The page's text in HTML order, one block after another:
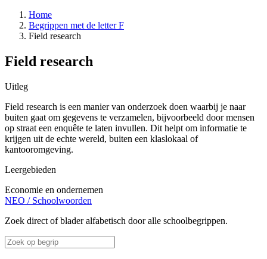
Home
Begrippen met de letter F
Field research
Field research
Uitleg
Field research is een manier van onderzoek doen waarbij je naar
buiten gaat om gegevens te verzamelen, bijvoorbeeld door mensen
op straat een enquête te laten invullen. Dit helpt om informatie te
krijgen uit de echte wereld, buiten een klaslokaal of
kantooromgeving.
Leergebieden
Economie en ondernemen
NEO / Schoolwoorden
Zoek direct of blader alfabetisch door alle schoolbegrippen.